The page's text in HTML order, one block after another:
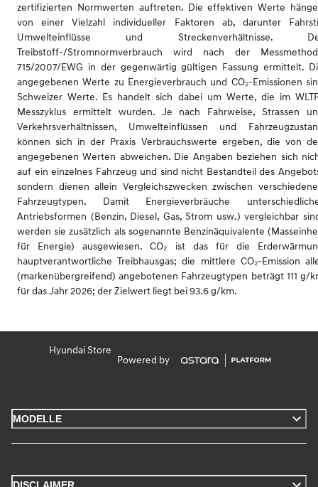
zertifizierten Normwerten auftreten. Die effektiven Werte
von einer Vielzahl individueller Faktoren ab, darunter
Umwelteinflüsse und Streckenverhältnisse.
Treibstoff-/Stromnormverbrauch wird nach der
715/2007/EWG in der gegenwärtig gültigen Fassung ermittelt.
angegebenen Werte zu Energieverbrauch und CO₂-Emissionen
Schweizer Werte. Es handelt sich dabei um Werte, die im
Messzyklus ermittelt wurden. Je nach Fahrweise, Strassen
Verkehrsverhältnissen, Umwelteinflüssen und
können sich in der Praxis Verbrauchswerte ergeben, die von
angegebenen Werten abweichen. Die Angaben beziehen sich
auf ein einzelnes Fahrzeug und sind nicht Bestandteil des
sondern dienen allein Vergleichszwecken zwischen
Fahrzeugtypen. Damit Energieverbräuche
Antriebsformen (Benzin, Diesel, Gas, Strom usw.) vergleichbar
werden sie zusätzlich als sogenannte Benzinäquivalente
für Energie) ausgewiesen. CO₂ ist das für die
hauptverantwortliche Treibhausgas; die mittlere CO₂-Emission
(markenübergreifend) angebotenen Fahrzeugtypen beträgt 111 g/
für das Jahr 2026; der Zielwert liegt bei 93.6 g/km.
Hyundai Store
Powered by
MODELLE